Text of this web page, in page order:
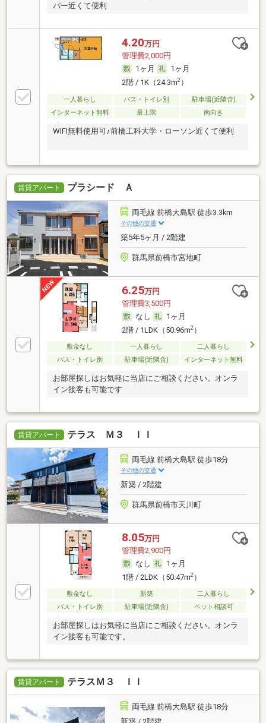
パー近くて便利
4.20万円
管理費2,000円
1ヶ月
1ヶ月
2階 / 1K（24.3m2）
一人暮らし バス・トイレ別
駐車場(近隣含)
インターネット無料
最上階 南向き
WIFI無料使用可♪前橋工科大学・ローソン近くて便利
賃貸アパート プラシード Ａ
両毛線 前橋大島駅 徒歩3.3km
その他の交通
築5年5ヶ月 / 2階建
群馬県前橋市宮地町
6.25万円
管理費3,500円
なし
1ヶ月
2階 / 1LDK（50.96m2）
敷金なし 一人暮らし
二人暮らし
バス・トイレ別
駐車場(近隣含) インターネット無料
お部屋探しはお気軽に当店にご相談ください。オンラ
イン接客も可能です
賃貸アパート テラス Ｍ３ ＩＩ
両毛線 前橋大島駅 徒歩18分
その他の交通
新築 / 2階建
群馬県前橋市天川町
8.05万円
管理費2,900円
なし
1ヶ月
1階 / 2LDK（50.47m2）
敷金なし 新築
二人暮らし
バス・トイレ別
駐車場(近隣含) ペット相談可
お部屋探しはお気軽に当店にご相談ください。オンラ
イン接客も可能です。
賃貸アパート テラスＭ３ ＩＩ
両毛線 前橋大島駅 徒歩18分